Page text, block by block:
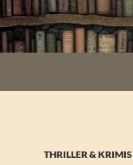
THRILLER & KRIMIS